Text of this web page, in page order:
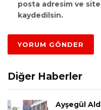
posta adresim ve site
kaydedilsin.
Diğer Haberler
Ayşegül